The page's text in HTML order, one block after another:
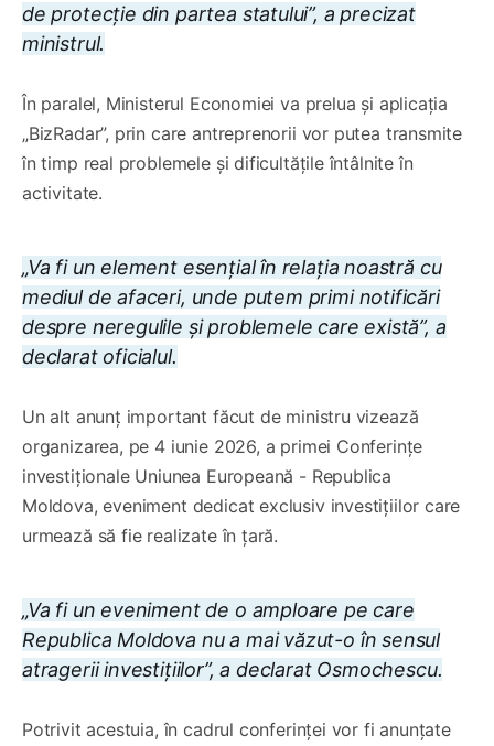
de protecție din partea statului”, a precizat
ministrul.
În paralel, Ministerul Economiei va prelua și aplicația
„BizRadar”, prin care antreprenorii vor putea transmite
în timp real problemele și dificultățile întâlnite în
activitate.
„Va fi un element esențial în relația noastră cu
mediul de afaceri, unde putem primi notificări
despre neregulile și problemele care există”, a
declarat oficialul.
Un alt anunț important făcut de ministru vizează
organizarea, pe 4 iunie 2026, a primei Conferințe
investiționale Uniunea Europeană - Republica
Moldova, eveniment dedicat exclusiv investițiilor care
urmează să fie realizate în țară.
„Va fi un eveniment de o amploare pe care
Republica Moldova nu a mai văzut-o în sensul
atragerii investițiilor”, a declarat Osmochescu.
Potrivit acestuia, în cadrul conferinței vor fi anunțate